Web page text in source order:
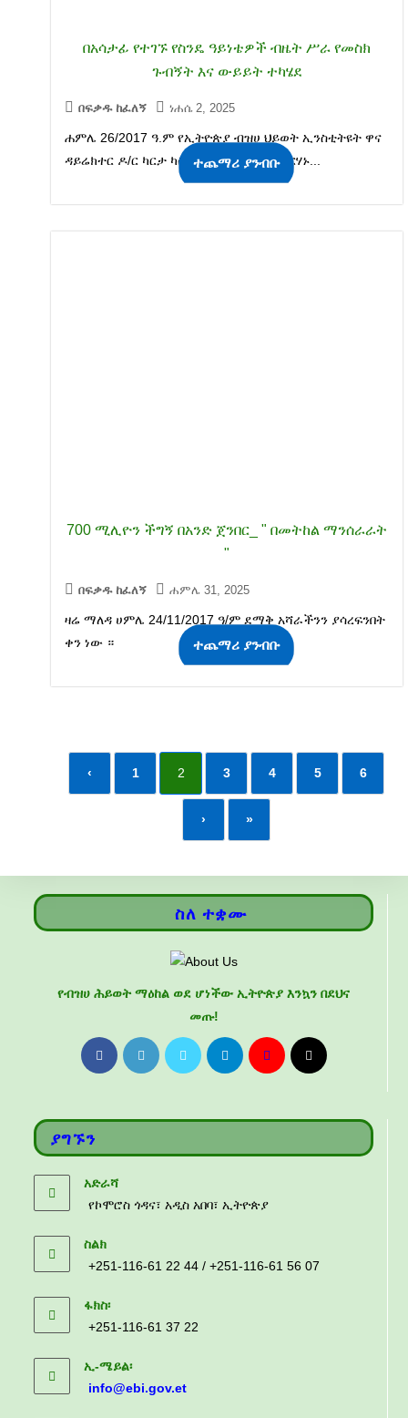
በአሳታፊ የተገኙ የስንዴ ዓይነቴዎች ብዜት ሥራ የመስክ
ጉብኝት እና ውይይት ተካሄደ
በፍቃዱ ከፈለኝ ነሐሴ 2, 2025
ሐምሌ 26/2017 ዓ.ም የኢትዮጵያ ብዝሀ ህይወት ኢንስቲትዩት ዋና
ዳይሬክተር ዶ/ር ካርታ ካስኬ እና ዶ/ር አብዮት ብርሃኑ...
ተጨማሪ ያንብቡ
700 ሚሊዮን ችግኝ በአንድ ጀንበር_ " በመትከል ማንሰራራት
"
በፍቃዱ ከፈለኝ ሐምሌ 31, 2025
ዛሬ ማለዳ ሀምሌ 24/11/2017 ዓ/ም ደማቅ አሻራችንን ያሳረፍንበት
ቀን ነው ።
ተጨማሪ ያንብቡ
‹ 1 2 3 4 5 6
› »
ስለ ተቋሙ
የብዝሀ ሕይወት ማዕከል ወደ ሆነችው ኢትዮጵያ እንኳን በደህና
መጡ!
ያግኙን
አድራሻ
የኮሞሮስ ጎዳና፣ አዲስ አበባ፣ ኢትዮጵያ
ስልክ
+251-116-61 22 44 / +251-116-61 56 07
ፋክስ፡
+251-116-61 37 22
ኢ-ሜይል፡
info@ebi.gov.et